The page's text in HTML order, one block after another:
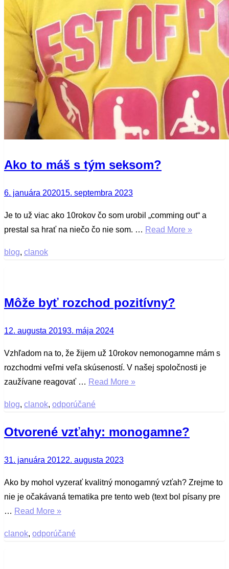
Ako to máš s tým seksom?
Posted
6. januára 202015. septembra 2023
Je to už viac ako 10rokov čo som urobil „comming out“ a
prestal sa hrať na niečo čo nie som. … Read More »
blog, clanok
Môže byť rozchod pozitívny?
Posted
12. augusta 20193. mája 2024
Vzhľadom na to, že žijem už 10rokov nemonogamne mám s
rozchodmi veľmi veľa skúseností. V našej spoločnosti je
zaužívane reagovať … Read More »
blog, clanok, odporúčané
Otvorené vzťahy: monogamne?
Posted
31. januára 20122. augusta 2023
Ako by mohol vyzerať kvalitný monogamný vzťah? Zrejme to
nie je očakávaná tematika pre tento web (text bol písany pre
… Read More »
clanok, odporúčané